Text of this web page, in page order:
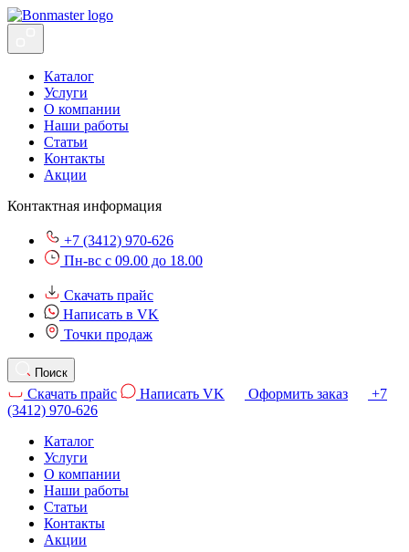
Каталог
Услуги
О компании
Наши работы
Статьи
Контакты
Акции
Контактная информация
+7 (3412) 970-626
Пн-вс с 09.00 до 18.00
Скачать прайс
Написать в VK
Точки продаж
Поиск
Скачать прайс Написать VK Оформить заказ
+7
(3412) 970-626
Каталог
Услуги
О компании
Наши работы
Статьи
Контакты
Акции